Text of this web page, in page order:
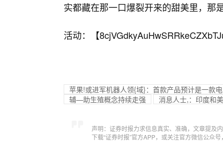
实都藏在那一口爆裂开来的甜美里，那
活动：【
苹果!或进军机器人领{域}：首款产品预计是一款
辅—助生殖概念持续走强
消息人士,：印度和
声明：证券时报力求信息真实、准确，文章提及
下载“证券时报”官方APP，或关注官方微信公众